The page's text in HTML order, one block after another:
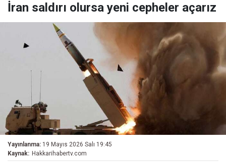
İran saldırı olursa yeni cepheler açarız
Yayınlanma: 19 Mayıs 2026 Salı 19:45
Kaynak: Hakkarihabertv.com